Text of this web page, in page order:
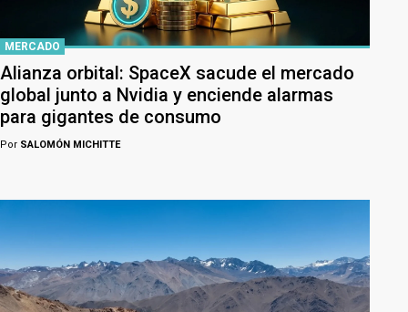
MERCADO
Alianza orbital: SpaceX sacude el mercado
global junto a Nvidia y enciende alarmas
para gigantes de consumo
Por SALOMÓN MICHITTE